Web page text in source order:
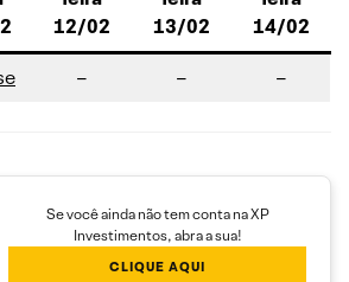
12/02
13/02
14/02
– – –
Se você ainda não tem conta na XP
Investimentos, abra a sua!
CLIQUE AQUI